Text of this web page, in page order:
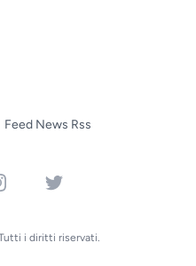
Feed News Rss
Twitter
i diritti riservati.